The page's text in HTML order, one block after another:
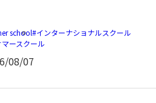
school インターナショナルスクール
マースクール
08/07